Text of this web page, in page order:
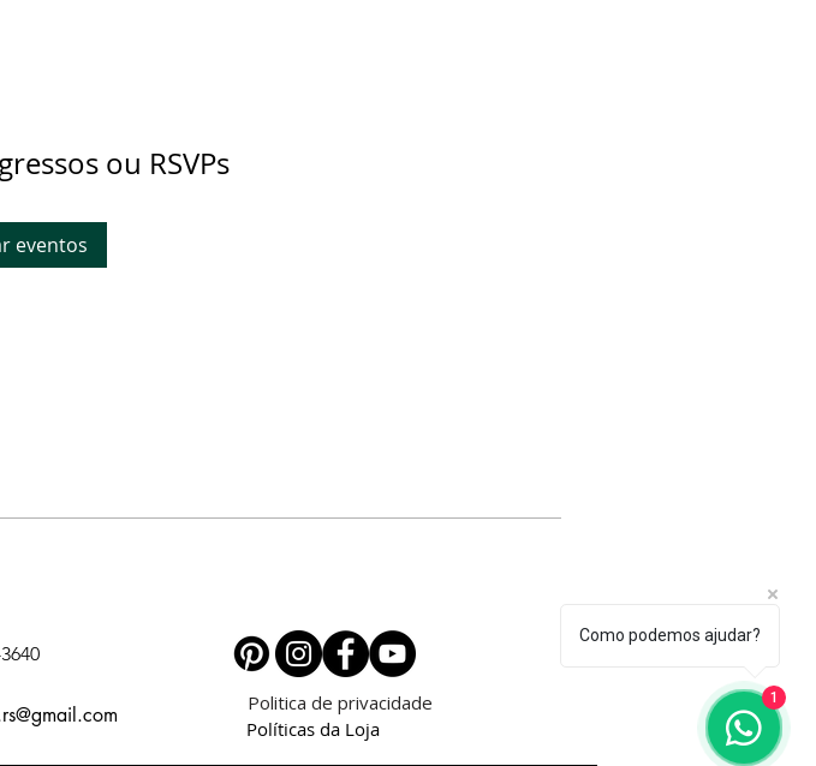
ou RSVPs
eventos
Políticas da Loja
Politica de privacidade
Como podemos ajudar?
1